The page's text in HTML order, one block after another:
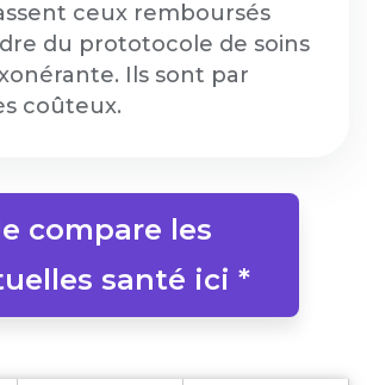
ceux remboursés
du prototocole de soins
Ils sont par
coûteux.
compare les
santé ici *